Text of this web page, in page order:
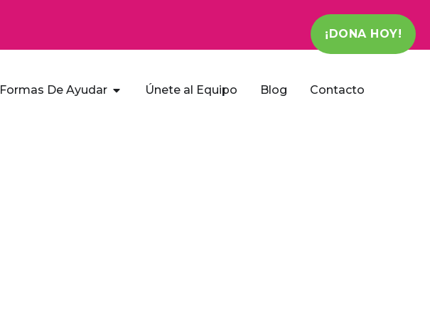
Formas De Ayudar Únete al Equipo Blog Contacto
¡DONA HOY!